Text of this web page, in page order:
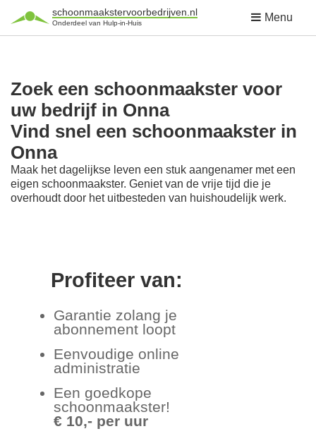
schoonmaakstervoorbedrijven.nl
Onderdeel van Hulp-in-Huis Menu
Zoek een schoonmaakster voor
uw bedrijf in Onna
Vind snel een schoonmaakster in
Onna
Maak het dagelijkse leven een stuk aangenamer met een
eigen schoonmaakster. Geniet van de vrije tijd die je
overhoudt door het uitbesteden van huishoudelijk werk.
Profiteer van:
Garantie zolang je
abonnement loopt
Eenvoudige online
administratie
Een goedkope
schoonmaakster!
€ 10,- per uur